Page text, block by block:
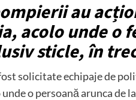
au
acolo unde
sticle, în
solicitate echipaje de
o persoană arunca de